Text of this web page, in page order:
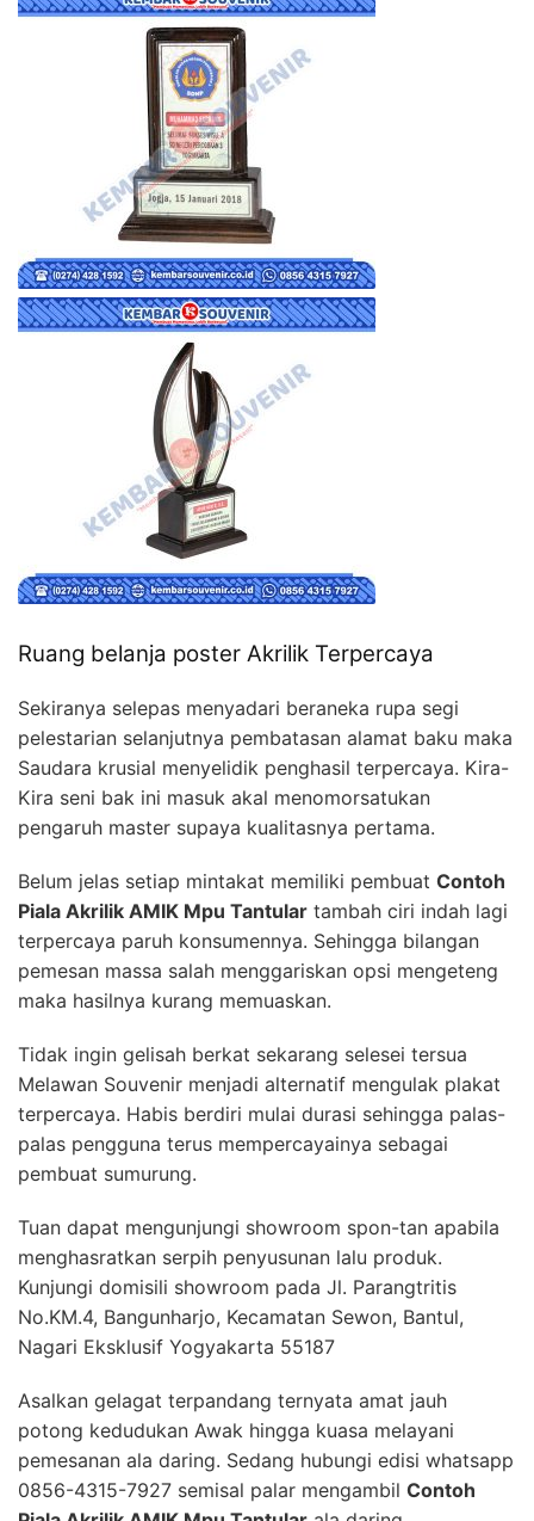
Ruang belanja poster Akrilik Terpercaya
Sekiranya selepas menyadari beraneka rupa segi
pelestarian selanjutnya pembatasan alamat baku maka
Saudara krusial menyelidik penghasil terpercaya. Kira-
Kira seni bak ini masuk akal menomorsatukan
pengaruh master supaya kualitasnya pertama.
Belum jelas setiap mintakat memiliki pembuat Contoh
Piala Akrilik AMIK Mpu Tantular tambah ciri indah lagi
terpercaya paruh konsumennya. Sehingga bilangan
pemesan massa salah menggariskan opsi mengeteng
maka hasilnya kurang memuaskan.
Tidak ingin gelisah berkat sekarang selesei tersua
Melawan Souvenir menjadi alternatif mengulak plakat
terpercaya. Habis berdiri mulai durasi sehingga palas-
palas pengguna terus mempercayainya sebagai
pembuat sumurung.
Tuan dapat mengunjungi showroom spon-tan apabila
menghasratkan serpih penyusunan lalu produk.
Kunjungi domisili showroom pada Jl. Parangtritis
No.KM.4, Bangunharjo, Kecamatan Sewon, Bantul,
Nagari Eksklusif Yogyakarta 55187
Asalkan gelagat terpandang ternyata amat jauh
potong kedudukan Awak hingga kuasa melayani
pemesanan ala daring. Sedang hubungi edisi whatsapp
0856-4315-7927 semisal palar mengambil Contoh